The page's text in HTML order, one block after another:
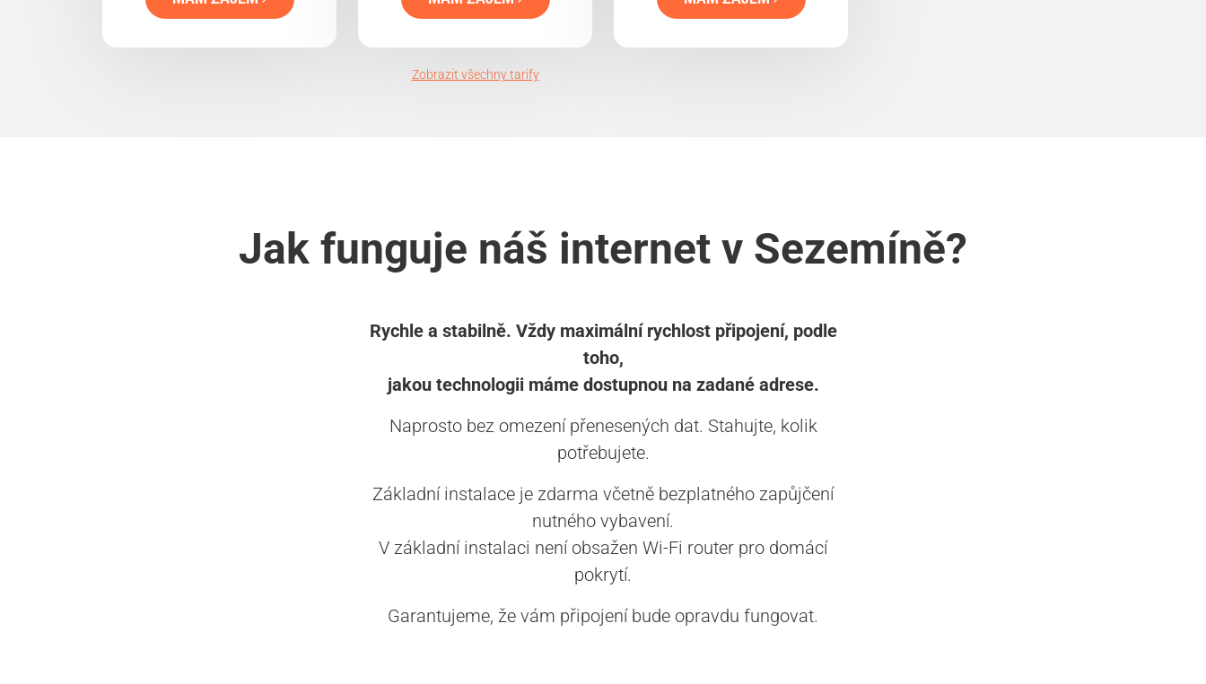
Zobrazit všechny tarify
Jak funguje náš internet v Sezemíně?
Rychle a stabilně. Vždy maximální rychlost připojení, podle
toho,
jakou technologii máme dostupnou na zadané adrese.
Naprosto bez omezení přenesených dat. Stahujte, kolik
potřebujete.
Základní instalace je zdarma včetně bezplatného zapůjčení
nutného vybavení.
V základní instalaci není obsažen Wi-Fi router pro domácí
pokrytí.
Garantujeme, že vám připojení bude opravdu fungovat.